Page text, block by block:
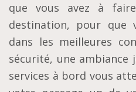
que vous avez à
destination, pour que
dans les meilleures
sécurité, une ambiance
services à bord vous